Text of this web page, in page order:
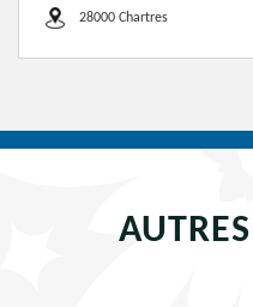
28000 Chartres